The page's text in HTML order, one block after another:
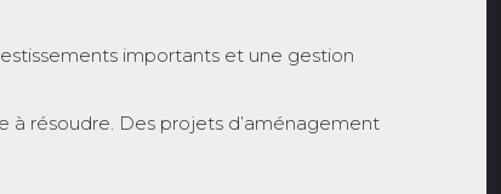
importants et une gestion
à résoudre. Des projets d’aménagement